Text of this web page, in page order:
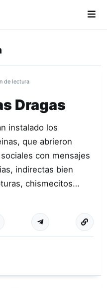
de lectura
Dragas
instalado los
que abrieron
con mensajes
indirectas bien
chismecitos…
Más